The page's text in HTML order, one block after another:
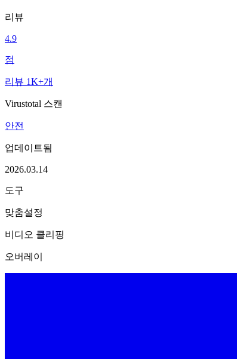
리뷰
4.9
점
리뷰 1K+개
Virustotal 스캔
안전
업데이트됨
2026.03.14
도구
맞춤설정
비디오 클리핑
오버레이